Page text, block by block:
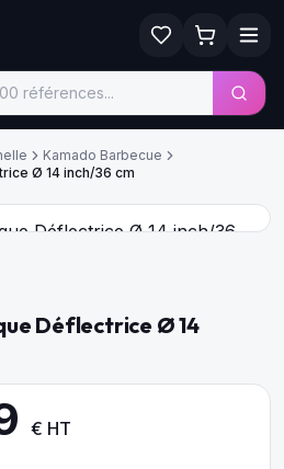
Kamado Barbecue
Ø 14 inch/36 cm
Déflectrice Ø 14
€ HT